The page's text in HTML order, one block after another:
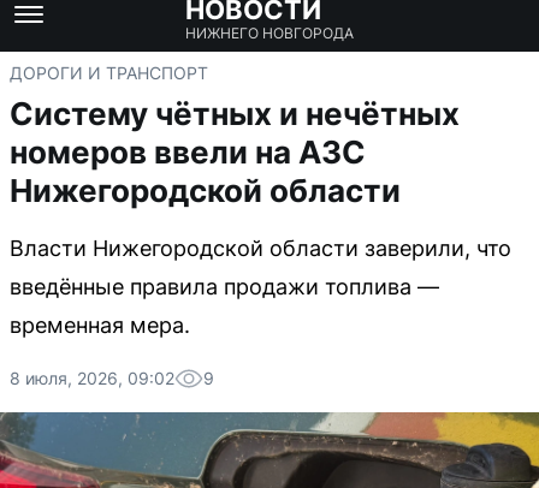
НОВОСТИ
НИЖНЕГО НОВГОРОДА
ДОРОГИ И ТРАНСПОРТ
Систему чётных и нечётных
номеров ввели на АЗС
Нижегородской области
Власти Нижегородской области заверили, что
введённые правила продажи топлива —
временная мера.
8 июля, 2026, 09:02 9